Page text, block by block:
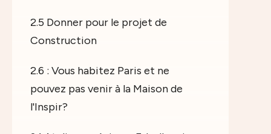
2.5 Donner pour le projet de
Construction
2.6 : Vous habitez Paris et ne
pouvez pas venir à la Maison de
l'Inspir?